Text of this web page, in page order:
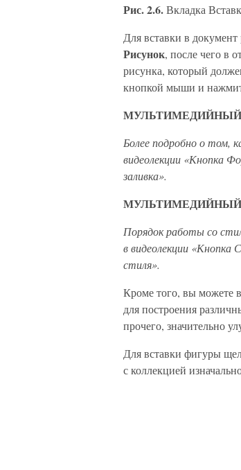
Рис. 2.6.Вкладка
Для вставки в
Рисунок, после чего в
рисунка, который
кнопкой мыши и
Более подробно о том,
видеолекции «Кнопка
заливка».
Порядок работы со
в видеолекции
стиля».
Кроме того, вы можете
для построения
прочего, значительно
Для вставки фигуры
с коллекцией